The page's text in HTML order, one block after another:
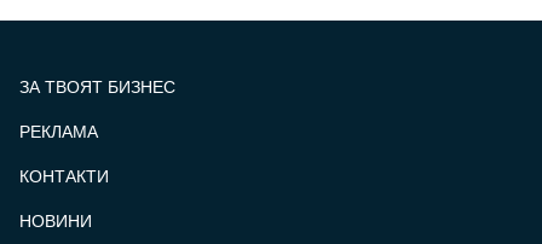
ЗА ТВОЯТ БИЗНЕС
РЕКЛАМА
КОНТАКТИ
НОВИНИ